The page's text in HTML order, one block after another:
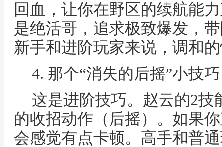
回血，让你在野区的续航能
是绝活哥，追求极致爆发，
新手和进阶玩家来说，调和
4. 那个“消失的后摇”小技
这是进阶技巧。赵云的2技
的收招动作（后摇）。如果
会感觉有点卡顿。高手和普